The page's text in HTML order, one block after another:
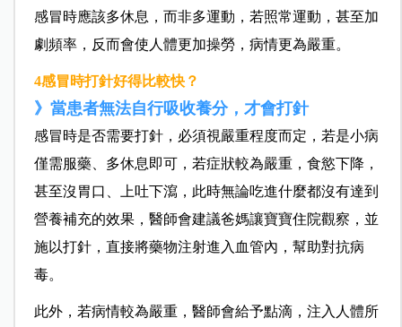
感冒時應該多休息，而非多運動，若照常運動，甚至加
劇頻率，反而會使人體更加操勞，病情更為嚴重。
4感冒時打針好得比較快？
》當患者無法自行吸收養分，才會打針
感冒時是否需要打針，必須視嚴重程度而定，若是小病
僅需服藥、多休息即可，若症狀較為嚴重，食慾下降，
甚至沒胃口、上吐下瀉，此時無論吃進什麼都沒有達到
營養補充的效果，醫師會建議爸媽讓寶寶住院觀察，並
施以打針，直接將藥物注射進入血管內，幫助對抗病
毒。
此外，若病情較為嚴重，醫師會給予點滴，注入人體所